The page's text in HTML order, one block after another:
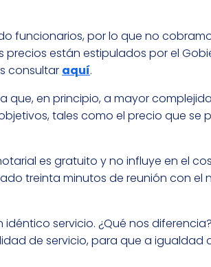
funcionarios, por lo que no
están estipulados por el
consultar aquí.
que, en principio, a mayor
tales como el precio que
es gratuito y no influye en el
treinta minutos de reunión con el
servicio. ¿Qué nos
de servicio, para que a igualdad